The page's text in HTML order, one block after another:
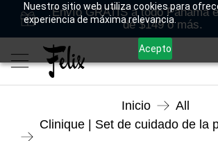
Nuestro sitio web utiliza cookies para
experiencia de máxima relevancia.
Acepto
Envío GRATIS a todo Panamá
de $149 o más.
Inicio
All
Clinique | Set de cuidado de la